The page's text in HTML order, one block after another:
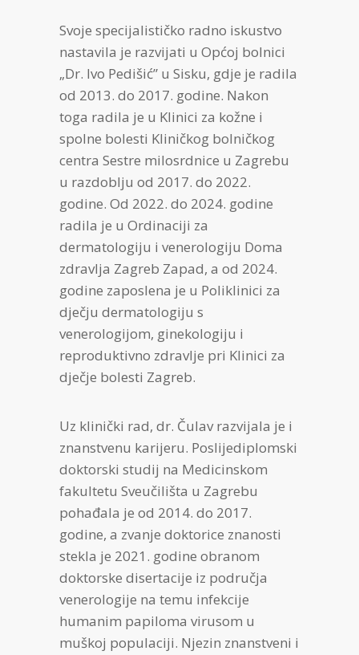
Svoje specijalističko radno iskustvo
nastavila je razvijati u Općoj bolnici
„Dr. Ivo Pedišić” u Sisku, gdje je radila
od 2013. do 2017. godine. Nakon
toga radila je u Klinici za kožne i
spolne bolesti Kliničkog bolničkog
centra Sestre milosrdnice u Zagrebu
u razdoblju od 2017. do 2022.
godine. Od 2022. do 2024. godine
radila je u Ordinaciji za
dermatologiju i venerologiju Doma
zdravlja Zagreb Zapad, a od 2024.
godine zaposlena je u Poliklinici za
dječju dermatologiju s
venerologijom, ginekologiju i
reproduktivno zdravlje pri Klinici za
dječje bolesti Zagreb.
Uz klinički rad, dr. Čulav razvijala je i
znanstvenu karijeru. Poslijediplomski
doktorski studij na Medicinskom
fakultetu Sveučilišta u Zagrebu
pohađala je od 2014. do 2017.
godine, a zvanje doktorice znanosti
stekla je 2021. godine obranom
doktorske disertacije iz područja
venerologije na temu infekcije
humanim papiloma virusom u
muškoj populaciji. Njezin znanstveni i